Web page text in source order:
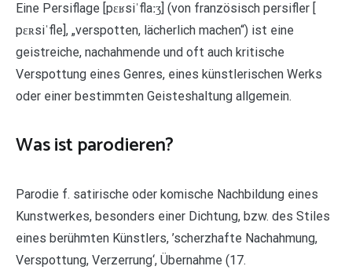
Eine Persiflage [pɛʁsiˈflaːʒ] (von französisch persifler [
pɛʀsiˈfle], „verspotten, lächerlich machen“) ist eine
geistreiche, nachahmende und oft auch kritische
Verspottung eines Genres, eines künstlerischen Werks
oder einer bestimmten Geisteshaltung allgemein.
Was ist parodieren?
Parodie f. satirische oder komische Nachbildung eines
Kunstwerkes, besonders einer Dichtung, bzw. des Stiles
eines berühmten Künstlers, ’scherzhafte Nachahmung,
Verspottung, Verzerrung‘, Übernahme (17.